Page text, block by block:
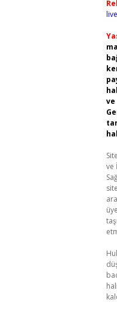
ve
ve